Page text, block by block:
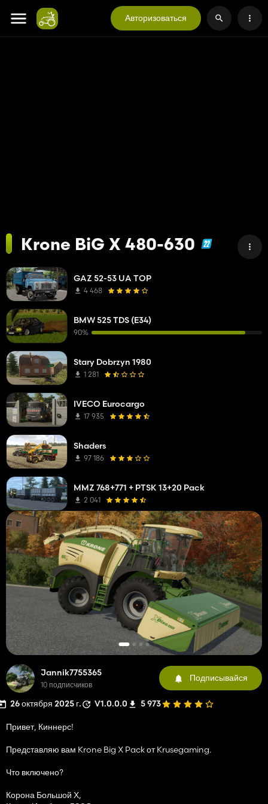
Авторизоваться
Krone BiG X 480-630
Jannik7755365
10 подписчиков
Подписывайся
26 октября 2025 г. V1.0.0.0 5 973
Привет, Киннерс!
Представляю вам Krone Big X Pack от Krusegaming.
Что включено?
Корона Большой Х,
GAZ 52-53 UA TOP
4 468
BMW 525 TDS (E34)
90%
Stary Dobrzyn 1980
1 281
IVECO Eurocargo
17 935
Shaders
97 186
MMZ 768+771 + PTSK 13+20 Pack
2 041